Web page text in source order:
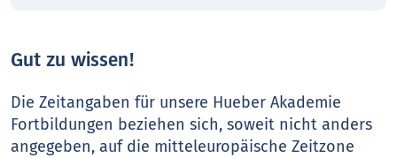
Gut zu wissen!
Die Zeitangaben für unsere Hueber Akademie
Fortbildungen beziehen sich, soweit nicht anders
angegeben, auf die mitteleuropäische Zeitzone